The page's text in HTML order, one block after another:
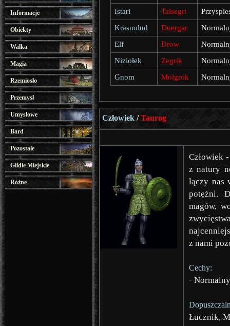
Informacje
Obiekty
Walka
Magia
Rzemiosło
Przemysł
Umysłowe
Bard
Pozostałe
Gildie Miejskie
Różne
Istari
Talsegri
Krasnolud
Duergar
Elf
Drow
Niziołek
Zegrik
Gnom
Molgrok
Człowiek /Taurog
Człowiek
z natury
łączy nas
potężni.
magów,
z nami
Cechy:
-
Łucznik,